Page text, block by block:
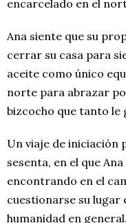
encarcelado en el
Ana siente que su
cerrar su casa para
aceite como único
norte para abrazar
bizcocho que tanto le
Un viaje de iniciación
sesenta, en el que
encontrando en el
cuestionarse su lugar
humanidad en